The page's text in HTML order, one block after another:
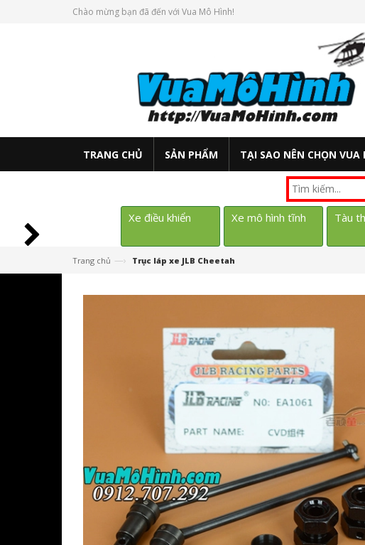
Chào mừng bạn đã đến với Vua Mô Hình!
TRANG CHỦ SẢN PHẨM TẠI SAO NÊN CHỌN VUA
Xe điều khiển Xe mô hình tĩnh Tàu
Trang chủ —› Trục láp xe JLB Cheetah